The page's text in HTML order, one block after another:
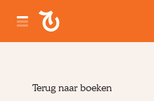
Terug naar boeken